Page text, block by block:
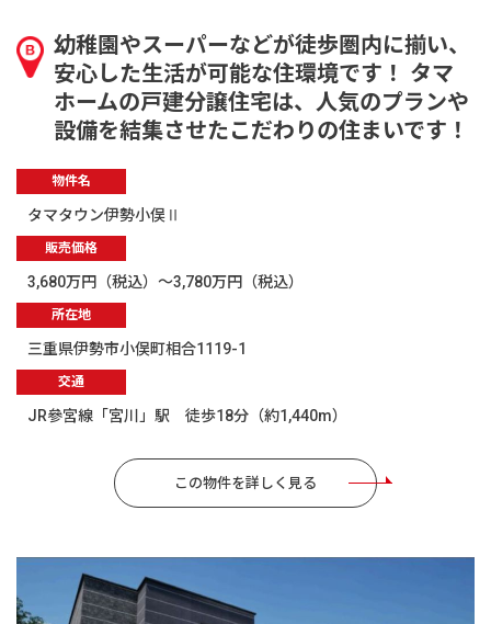
幼稚園やスーパーなどが徒歩圏内に揃い、
安心した生活が可能な住環境です！ タマ
ホームの戸建分譲住宅は、人気のプランや
設備を結集させたこだわりの住まいです！
物件名
タマタウン伊勢小俣Ⅱ
販売価格
3,680万円（税込）～3,780万円（税込）
所在地
三重県伊勢市小俣町相合1119-1
交通
JR參宮線「宮川」駅 徒歩18分（約1,440m）
この物件を詳しく見る